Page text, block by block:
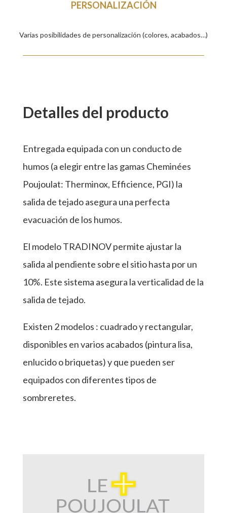
PERSONALIZACIÓN
Varias posibilidades de personalización (colores, acabados…)
Detalles del producto
Entregada equipada con un conducto de
humos (a elegir entre las gamas Cheminées
Poujoulat: Therminox, Efficience, PGI) la
salida de tejado asegura una perfecta
evacuación de los humos.
El modelo TRADINOV permite ajustar la
salida al pendiente sobre el sitio hasta por un
10%. Este sistema asegura la verticalidad de la
salida de tejado.
Existen 2 modelos : cuadrado y rectangular,
disponibles en varios acabados (pintura lisa,
enlucido o briquetas) y que pueden ser
equipados con diferentes tipos de
sombreretes.